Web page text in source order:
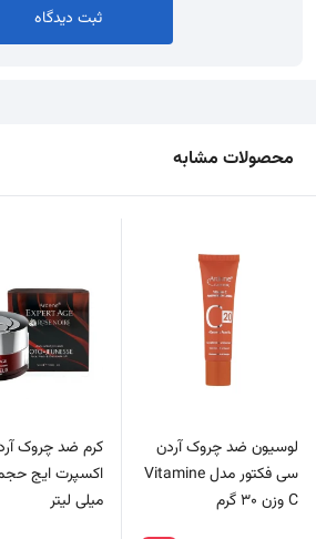
ثبت دیدگاه
محصولات مشابه
لوسیون ضد چروک آردن
سی فکتور مدل Vitamine
C وزن 30 گرم
کرم ضد چروک
میلی لیتر